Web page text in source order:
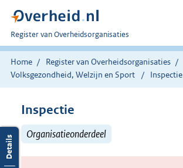
U
bent
nu
hier:
Register van Overheidsorganisaties
Home Register van Overheidsorganisaties
Volksgezondheid, Welzijn en Sport
Inspectie
Inspectie
Organisatieonderdeel